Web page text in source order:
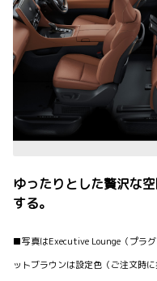
ゆったりとした贅沢な
する。
■写真はExecutive Lounge（プラ
ットブラウンは設定色（ご注文時